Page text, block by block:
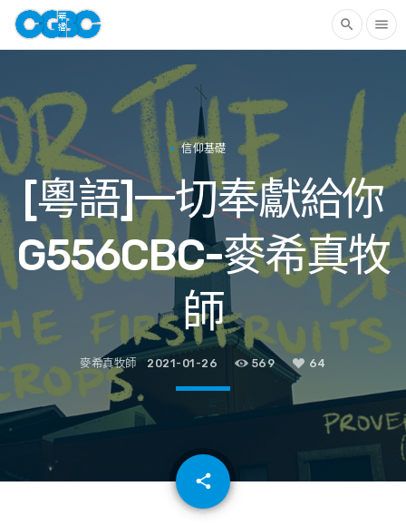
search menu
信仰基礎
[粵語]一切奉獻給你
G556CBC-麥希真牧
師
麥希真牧師 2021-01-26 569 64
share
email